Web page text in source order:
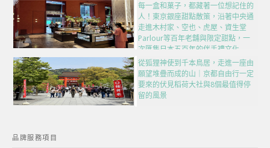
每一盒和菓子，都藏著一位想記住的
人！東京銀座甜點散策，沿著中央通
走進木村家、空也、虎屋、資生堂
Parlour等百年老舖與限定甜點，一
次匯集日本五百年的伴手禮文化
從狐狸神使到千本鳥居，走進一座由
願望堆疊而成的山｜京都自由行一定
要來的伏見稻荷大社與8個最值得停
留的風景
品牌服務項目